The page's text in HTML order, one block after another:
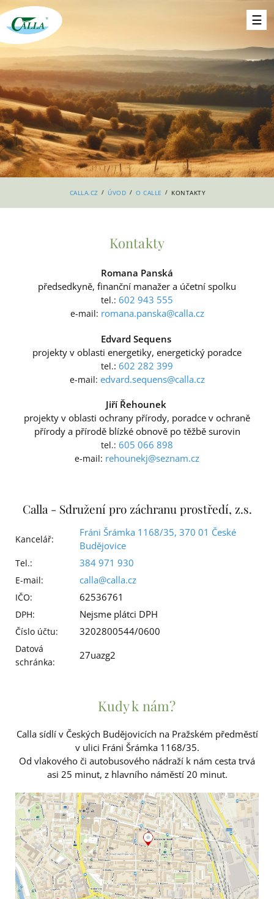
CALLA.CZ / ÚVOD / O CALLE / KONTAKTY
Kontakty
Romana Panská
předsedkyně, finanční manažer a účetní spolku
tel.: 602 943 555
e-mail: romana.panska@calla.cz
Edvard Sequens
projekty v oblasti energetiky, energetický poradce
tel.: 602 282 399
e-mail: edvard.sequens@calla.cz
Jiří Řehounek
projekty v oblasti ochrany přírody, poradce v ochraně
přírody a přírodě blízké obnově po těžbě surovin
tel.: 605 066 898
e-mail: rehounekj@seznam.cz
Calla - Sdružení pro záchranu prostředí, z.s.
Kancelář:
Fráni Šrámka 1168/35, 370 01 České
Budějovice
Tel.: 384 971 930
E-mail: calla@calla.cz
IČO: 62536761
DPH: Nejsme plátci DPH
Číslo účtu: 3202800544/0600
Datová
schránka:
27uazg2
Kudy k nám?
Calla sídlí v Českých Budějovicích na Pražském předměstí
v ulici Fráni Šrámka 1168/35.
Od vlakového či autobusového nádraží k nám cesta trvá
asi 25 minut, z hlavního náměstí 20 minut.